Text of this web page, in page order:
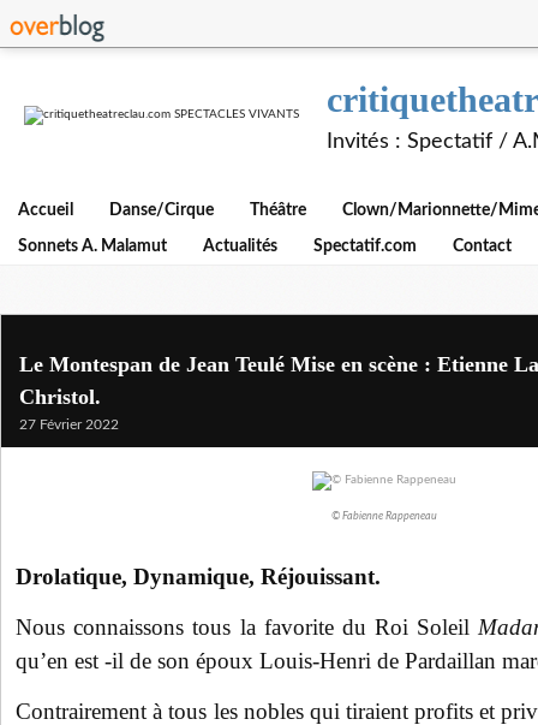
Invités : Spectatif /
Accueil Danse/Cirque Théâtre Clown/Marionnette/
Sonnets A. Malamut Actualités Spectatif.com Contact
Le Montespan de Jean Teulé Mise en scène : Etienne
Christol.
27 Février 2022
© Fabienne Rappeneau
Drolatique, Dynamique, Réjouissant.
Nous connaissons tous la favorite du Roi Soleil
qu’en est -il de son époux Louis-Henri de Pardaillan
Contrairement à tous les nobles qui tiraient profits et